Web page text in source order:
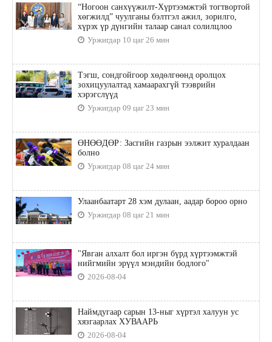
“Ногоон санхүүжилт-Хүртээмжтэй тогтвортой
хөгжилд” чуулганы бэлтгэл ажил, зорилго,
хүрэх үр дүнгийн талаар санал солилцлоо
Уржигдар 10 цаг 26 мин
Тэгш, сондгойгоор хөдөлгөөнд оролцох
зохицуулалтад хамаарахгүй тээврийн
хэрэгслүүд
Уржигдар 09 цаг 23 мин
ӨНӨӨДӨР: Засгийн газрын ээлжит хуралдаан
болно
Уржигдар 08 цаг 24 мин
Улаанбаатарт 28 хэм дулаан, аадар бороо орно
Уржигдар 08 цаг 21 мин
"Явган алхалт бол иргэн бүрд хүртээмжтэй
нийгмийн эрүүл мэндийн бодлого"
2026-08-04
Наймдугаар сарын 13-ныг хүртэл халуун ус
хязгаарлах ХУВААРЬ
2026-08-04